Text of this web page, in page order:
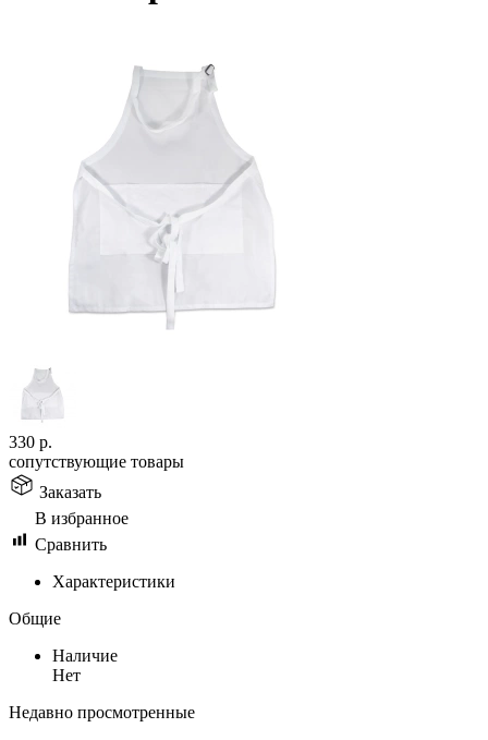
330 р.
сопутствующие товары
Заказать
В избранное
Сравнить
Характеристики
Общие
Наличие
Нет
Недавно просмотренные